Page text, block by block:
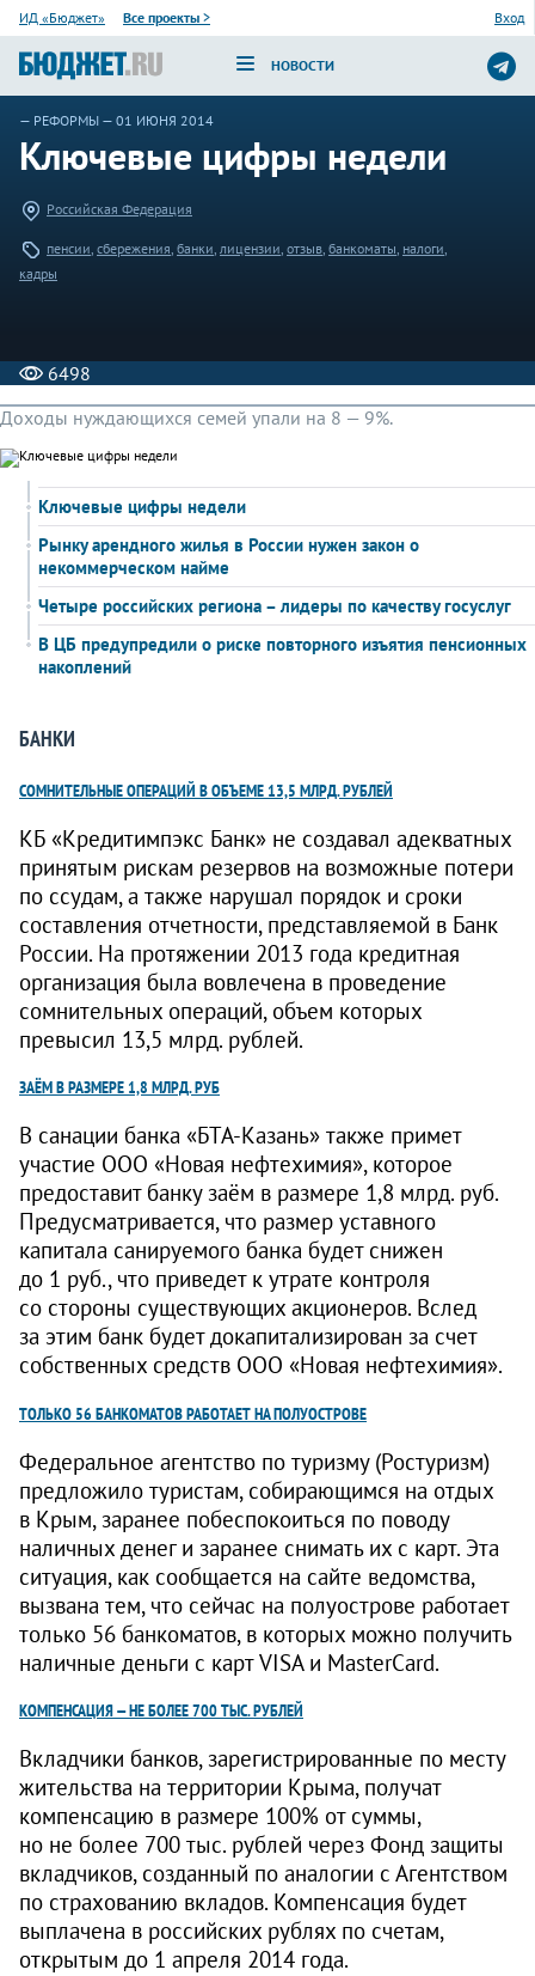
ИД «Бюджет» Все проекты > Вход
НОВОСТИ
— РЕФОРМЫ — 01 ИЮНЯ 2014
Ключевые цифры недели
Российская Федерация
пенсии, сбережения, банки, лицензии, отзыв, банкоматы, налоги,
кадры
6498
Доходы нуждающихся семей упали на 8 — 9%.
Ключевые цифры недели
Рынку арендного жилья в России нужен закон о
некоммерческом найме
Четыре российских региона – лидеры по качеству госуслуг
В ЦБ предупредили о риске повторного изъятия пенсионных
накоплений
БАНКИ
СОМНИТЕЛЬНЫЕ ОПЕРАЦИЙ В ОБЪЕМЕ 13,5 МЛРД. РУБЛЕЙ
КБ «Кредитимпэкс Банк» не создавал адекватных
принятым рискам резервов на возможные потери
по ссудам, а также нарушал порядок и сроки
составления отчетности, представляемой в Банк
России. На протяжении 2013 года кредитная
организация была вовлечена в проведение
сомнительных операций, объем которых
превысил 13,5 млрд. рублей.
ЗАЁМ В РАЗМЕРЕ 1,8 МЛРД. РУБ
В санации банка «БТА-Казань» также примет
участие ООО «Новая нефтехимия», которое
предоставит банку заём в размере 1,8 млрд. руб.
Предусматривается, что размер уставного
капитала санируемого банка будет снижен
до 1 руб., что приведет к утрате контроля
со стороны существующих акционеров. Вслед
за этим банк будет докапитализирован за счет
собственных средств ООО «Новая нефтехимия».
ТОЛЬКО 56 БАНКОМАТОВ РАБОТАЕТНА ПОЛУОСТРОВЕ
Федеральное агентство по туризму (Ростуризм)
предложило туристам, собирающимся на отдых
в Крым, заранее побеспокоиться по поводу
наличных денег и заранее снимать их с карт. Эта
ситуация, как сообщается на сайте ведомства,
вызвана тем, что сейчас на полуострове работает
только 56 банкоматов, в которых можно получить
наличные деньги с карт VISA и MasterCard.
КОМПЕНСАЦИЯ — НЕ БОЛЕЕ 700 ТЫС. РУБЛЕЙ
Вкладчики банков, зарегистрированные по месту
жительства на территории Крыма, получат
компенсацию в размере 100% от суммы,
но не более 700 тыс. рублей через Фонд защиты
вкладчиков, созданный по аналогии с Агентством
по страхованию вкладов. Компенсация будет
выплачена в российских рублях по счетам,
открытым до 1 апреля 2014 года.